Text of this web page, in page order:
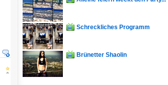
Schreckliches Programm
Brünetter Shaolin